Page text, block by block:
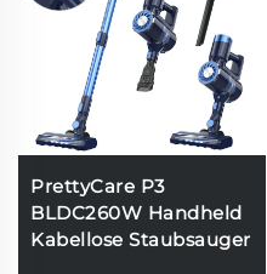
PrettyCare P3
BLDC260W Handheld
Kabellose Staubsauger